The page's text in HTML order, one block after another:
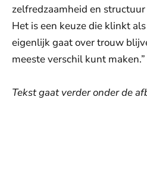
zelfredzaamheid en
Het is een keuze die klinkt
eigenlijk gaat over trouw
meeste verschil kunt maken.”
Tekst gaat verder onder de